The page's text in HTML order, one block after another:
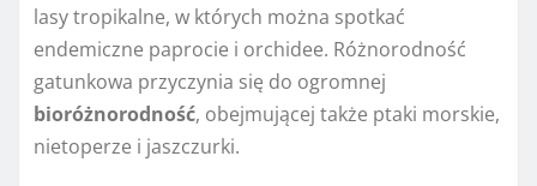
lasy tropikalne, w których można spotkać
endemiczne paprocie i orchidee. Różnorodność
gatunkowa przyczynia się do ogromnej
bioróżnorodność, obejmującej także ptaki morskie,
nietoperze i jaszczurki.